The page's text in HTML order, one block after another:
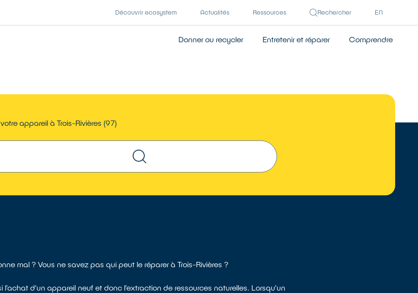
Découvrir ecosystem Actualités Ressources Rechercher EN
Donner ou recycler Entretenir et réparer Comprendre
appareil à Trois-Rivières (97)
mal ? Vous ne savez pas qui peut le réparer à Trois-Rivières ?
d'un appareil neuf et donc l’extraction de ressources naturelles. Lorsqu’un